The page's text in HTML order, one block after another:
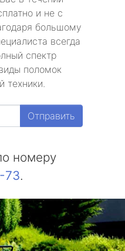
и не с
большому
всегда
спектр
поломок
техники.
Отправить
номеру
73.